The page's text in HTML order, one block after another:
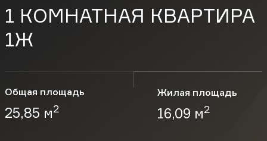
Инвестировать
1 КОМНАТНАЯ КВАРТИРА
1Ж
Общая площадь
25,85 м2
Жилая площадь
16,09 м2